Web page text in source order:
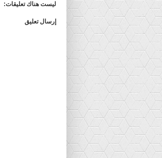
ليست هناك تعليقات:
إرسال تعليق